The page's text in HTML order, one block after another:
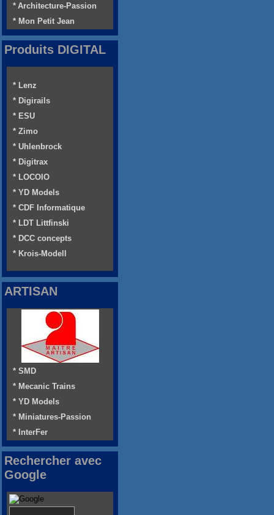
* Architecture-Passion
* Mon Petit Jean
Produits DIGITAL
* Lenz
* Digirails
* ESU
* Zimo
* Uhlenbrock
* Digitrax
* LOCOIO
* YD Models
* CDF Informatique
* LDT Littfinski
* DCC concepts
* Krois-Modell
ARTISAN
* SMD
* Mecanic Trains
* YD Models
* Miniatures-Passion
* InterFer
Rechercher avec
Google